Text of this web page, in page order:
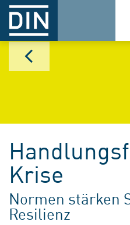
Krise
Normen stärken
Resilienz